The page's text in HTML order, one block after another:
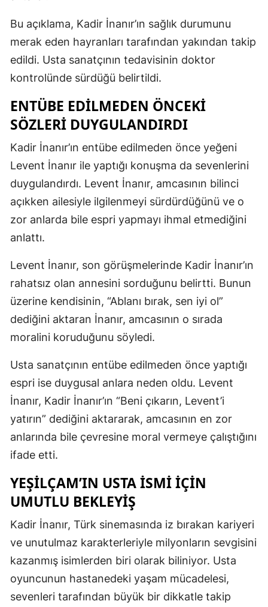
Bu açıklama, Kadir İnanır’ın sağlık durumunu
merak eden hayranları tarafından yakından takip
edildi. Usta sanatçının tedavisinin doktor
kontrolünde sürdüğü belirtildi.
ENTÜBE EDILMEDEN ÖNCEKI
SÖZLERI DUYGULANDIRDI
Kadir İnanır’ın entübe edilmeden önce yeğeni
Levent İnanır ile yaptığı konuşma da sevenlerini
duygulandırdı. Levent İnanır, amcasının bilinci
açıkken ailesiyle ilgilenmeyi sürdürdüğünü ve o
zor anlarda bile espri yapmayı ihmal etmediğini
anlattı.
Levent İnanır, son görüşmelerinde Kadir İnanır’ın
rahatsız olan annesini sorduğunu belirtti. Bunun
üzerine kendisinin, “Ablanı bırak, sen iyi ol”
dediğini aktaran İnanır, amcasının o sırada
moralini koruduğunu söyledi.
Usta sanatçının entübe edilmeden önce yaptığı
espri ise duygusal anlara neden oldu. Levent
İnanır, Kadir İnanır’ın “Beni çıkarın, Levent’i
yatırın” dediğini aktararak, amcasının en zor
anlarında bile çevresine moral vermeye çalıştığını
ifade etti.
YEŞILÇAM’IN USTA ISMI IÇIN
UMUTLU BEKLEYIŞ
Kadir İnanır, Türk sinemasında iz bırakan kariyeri
ve unutulmaz karakterleriyle milyonların sevgisini
kazanmış isimlerden biri olarak biliniyor. Usta
oyuncunun hastanedeki yaşam mücadelesi,
sevenleri tarafından büyük bir dikkatle takip